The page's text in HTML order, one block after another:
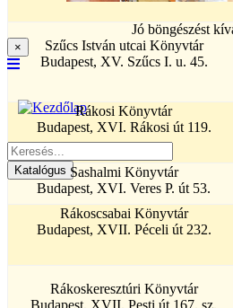
Jó böngészést
×
Szűcs István utcai Könyvtár
Budapest, XV. Szűcs I. u. 45.
Rákosi Könyvtár
Budapest, XVI. Rákosi út 119.
Sashalmi Könyvtár
Budapest, XVI. Veres P. út 53.
Rákoscsabai Könyvtár
Budapest, XVII. Péceli út 232.
Rákoskeresztúri Könyvtár